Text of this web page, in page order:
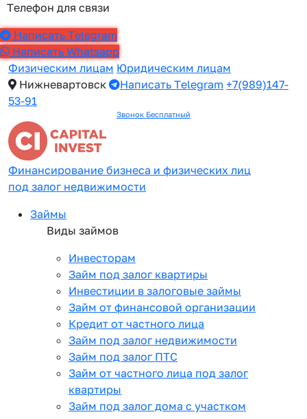
Телефон для связи
Написать Telegram
Написать Whatsapp
Физическим лицам Юридическим лицам
Нижневартовск
Написать Telegram +7(989)147-
53-91
Звонок Бесплатный
Финансирование бизнеса и физических лиц
под залог недвижимости
Займы
Виды займов
Инвесторам
Займ под залог квартиры
Инвестиции в залоговые займы
Займ от финансовой организации
Кредит от частного лица
Займ под залог недвижимости
Займ под залог ПТС
Займ от частного лица под залог
квартиры
Займ под залог дома с участком